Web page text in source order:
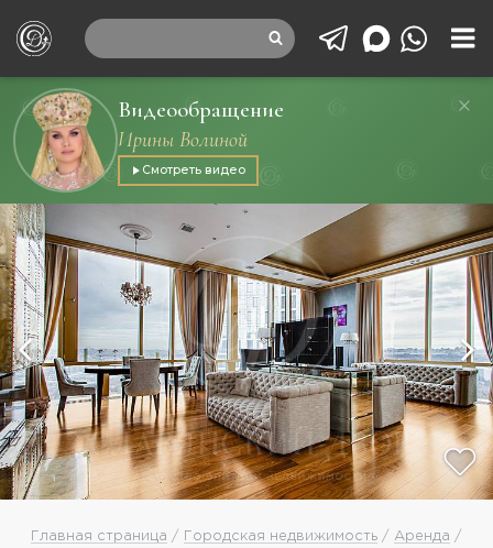
Видеообращение
Ирины Волиной
Смотреть видео
Главная страница / Городская недвижимость / Аренда /